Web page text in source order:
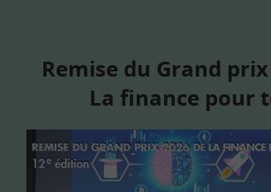
Remise du Grand
La finance pour